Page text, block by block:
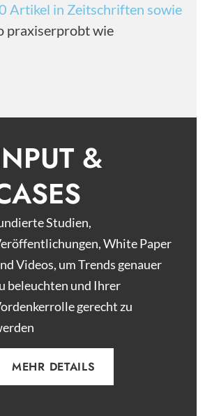
Artikel in Zeitschriften sowie
praxiserprobt wie
&
Studien,
White Paper
Videos, um Trends genauer
beleuchten und Ihrer
gerecht zu
MEHR DETAILS